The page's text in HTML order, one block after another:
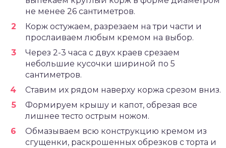
не менее 26 сантиметров.
Корж остужаем, разрезаем на три части и
прослаиваем любым кремом на выбор.
Через 2-3 часа с двух краев срезаем
небольшие кусочки шириной по 5
сантиметров.
Ставим их рядом наверху коржа срезом вниз.
Формируем крышу и капот, обрезая все
лишнее тесто острым ножом.
Обмазываем всю конструкцию кремом из
сгущенки, раскрошенных обрезков с торта и